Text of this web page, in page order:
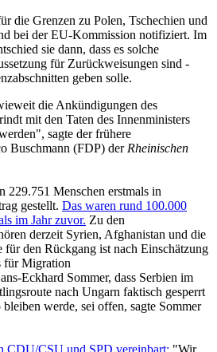
die Grenzen zu Polen, Tschechien und
bei der EU-Kommission notifiziert. Im
sie dann, dass es solche
für Zurückweisungen sind -
geben solle.
die Ankündigungen des
mit den Taten des Innenministers
sagte der frühere
Buschmann (FDP) der Rheinischen
229.751 Menschen erstmals in
gestellt. Das waren rund 100.000
im Jahr zuvor. Zu den
derzeit Syrien, Afghanistan und die
den Rückgang ist nach Einschätzung
für Migration
Eckhard Sommer, dass Serbien im
nach Ungarn faktisch gesperrt
werde, sei offen, sagte Sommer